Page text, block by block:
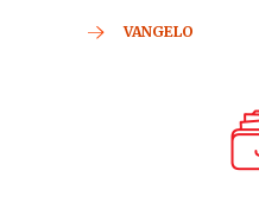
VANGELO